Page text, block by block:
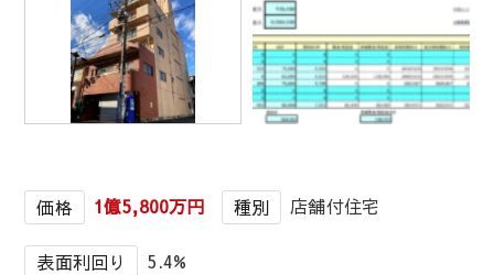
1/
価格 1億5,800万円 種別 店舗付住宅
表面利回り 5.4%